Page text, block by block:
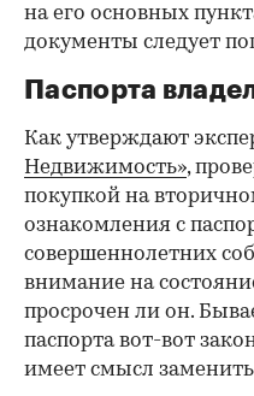
на его основных
документы следует
Паспорта
Как утверждают
Недвижимость»,
покупкой на
ознакомления с
совершеннолетних
внимание на
просрочен ли он.
паспорта вот-вот
имеет смысл заменить